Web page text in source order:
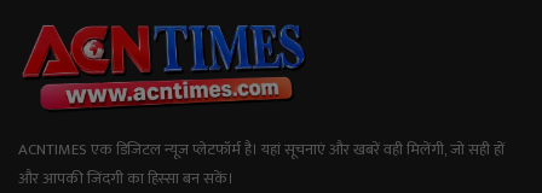
ACNTIMES एक डिजिटल न्यूज प्लेटफॉर्म है। यहां सूचनाएं और खबरें वही मिलेंगी, जो सही हों
और आपकी जिंदगी का हिस्सा बन सकें।